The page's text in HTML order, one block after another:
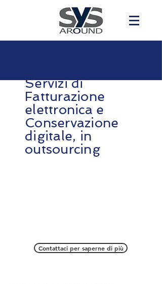
Servizi di
Fatturazione
elettronica e
Conservazione
digitale, in
outsourcing
Contattaci per saperne di più